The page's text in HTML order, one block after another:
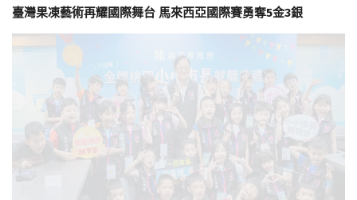
臺灣果凍藝術再耀國際舞台 馬來西亞國際賽勇奪5金3銀